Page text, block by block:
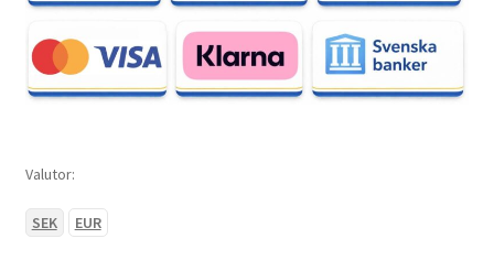
Valutor:
SEK EUR